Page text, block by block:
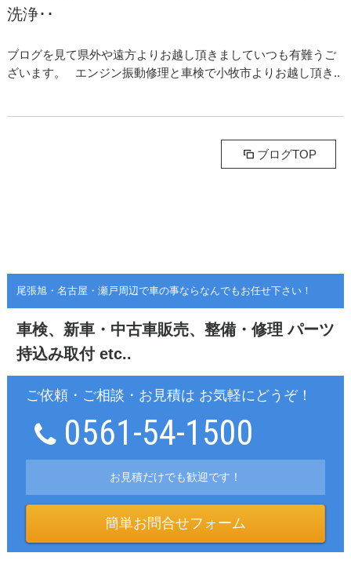
洗浄･･
ブログを見て県外や遠方よりお越し頂きましていつも有難うご
ざいます。 エンジン振動修理と車検で小牧市よりお越し頂き..
ブログTOP
尾張旭・名古屋・瀬戸周辺で車の事ならなんでもお任せ下さい！
車検、新車・中古車販売、整備・修理 パーツ
持込み取付 etc..
ご依頼・ご相談・お見積は お気軽にどうぞ！
0561-54-1500
お見積だけでも歓迎です！
簡単お問合せフォーム